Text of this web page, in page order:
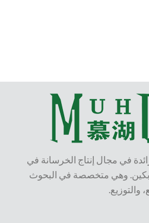
في مجال إنتاج الخرسانة في
في عام ١٩٨٨ في بكين. وهي متخصصة في البحوث
والتوزيع.